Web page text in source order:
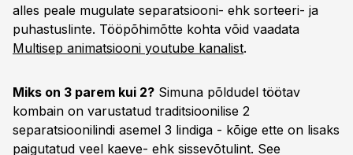
alles peale mugulate separatsiooni- ehk sorteeri- ja
puhastuslinte. Tööpõhimõtte kohta võid vaadata
Multisep animatsiooni youtube kanalist.
Miks on 3 parem kui 2? Simuna põldudel töötav
kombain on varustatud traditsioonilise 2
separatsioonilindi asemel 3 lindiga - kõige ette on lisaks
paigutatud veel kaeve- ehk sissevõtulint. See